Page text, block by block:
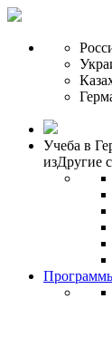
Учеба в
изДругие